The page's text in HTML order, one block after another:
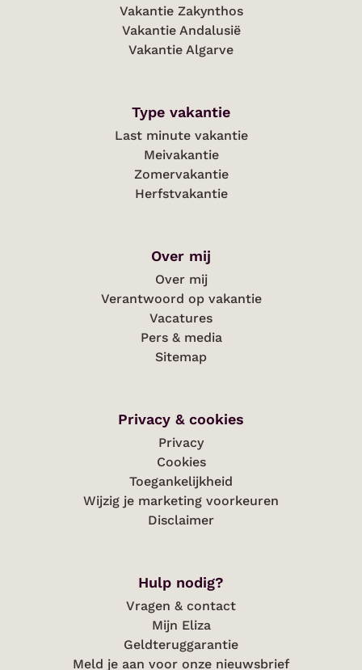
Vakantie Zakynthos
Vakantie Andalusië
Vakantie Algarve
Type vakantie
Last minute vakantie
Meivakantie
Zomervakantie
Herfstvakantie
Over mij
Over mij
Verantwoord op vakantie
Vacatures
Pers & media
Sitemap
Privacy & cookies
Privacy
Cookies
Toegankelijkheid
Wijzig je marketing voorkeuren
Disclaimer
Hulp nodig?
Vragen & contact
Mijn Eliza
Geldteruggarantie
Meld je aan voor onze nieuwsbrief